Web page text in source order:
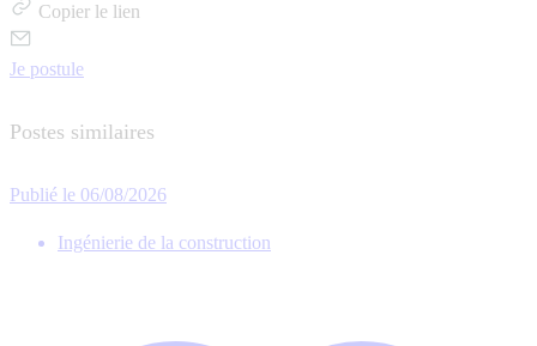
Copier le lien
Je postule
Postes similaires
Publié le 06/08/2026
Ingénierie de la construction